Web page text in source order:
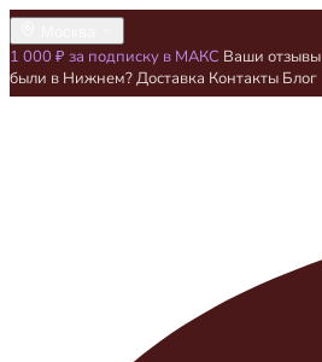
1 000 ₽ за подписку в МАКС Ваши отзывы
были в Нижнем?Доставка Контакты Блог